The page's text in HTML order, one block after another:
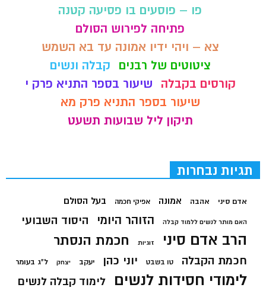
פו – פוסעים בו פסיעה קטנה
פתיחה לפירוש הסולם
צא – ויהי ידיו אמונה עד בא השמש
ציטוטים של רבנים
קבלה ונשים
קורסים בקבלה
שיעור בספר התניא פרק י
שיעור בספר התניא פרק מא
תיקון ליל שבועות תשעט
תגיות נבחרות
אדם סיני אהבה אמונה אפיקי חכמה בעל הסולם
האם מותר לנשים ללמוד קבלה הזוהר היומי היסוד השבועי
הרב אדם סיני זוגיות חכמת הנסתר
חכמת הקבלה טו בשבט יוני כהן יעקב יצחק ל"ג בעומר
לימודי חסידות לנשים לימוד קבלה לנשים